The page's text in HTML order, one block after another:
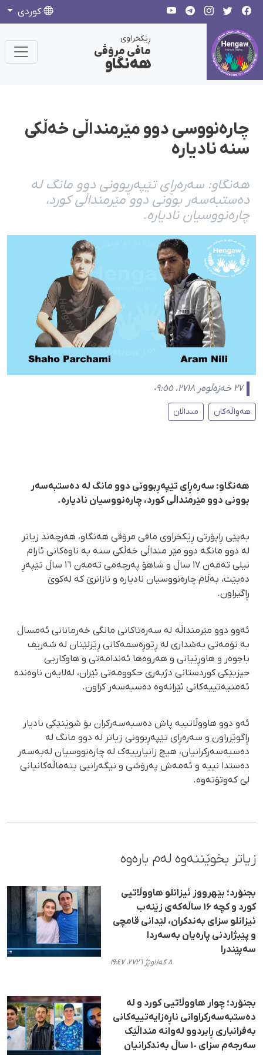
كوردی
ڕێکخراوی
مافی مرۆڤی
هەنگاو
چارەنووسی دوو مێرمنداڵی خەڵکی
سنە نادیارە
هەنگاو: سەرەڕای تێپەڕبوونی دوو مانگ لە
دەستبەسەر بوونی دوو مێرمنداڵی کورد،
چارەنووسیان نادیارە.
٢٧ خەزەڵوەر ٢٧١٨، ٠٩:٥٥
هەواڵەکان منداڵان
هەنگاو: سەرەڕای تێپەڕبوونی دوو مانگ لە دەستبەسەر
بوونی دوو مێرمنداڵی کورد، چارەنووسیان نادیارە.
بەپێی ڕاپۆرتی ڕێکخراوی مافی مرۆڤی هەنگاو، هەرچەند زیاتر
لە دوو مانگە دوو مێر منداڵی خەڵکی سنە بە ناوەکانی ئارام
نیلی تەمەن ١٧ ساڵ و شاهۆ پەرچەمی تەمەن ١٦ ساڵ تێپەڕ
دەبێت، بەڵام چارەنووسیان نادیارە و نازانرێ کە لەکوێ
ڕاگیراون.
ئەوو دوو مێرمنداڵە لە سەرەتاکانی مانگی خەرمانانی ئەمساڵ
بە تۆمەتی بەشداری لە ڕێوڕەسمەکانی ڕێزلێنان لە شەریف
باجوەر و هاوڕێیانی و هەروەها ئەندامەتی و هاوکاریی
حیزبێکی کوردستانی دژبەری حکوومەتی ئێران، لەلایەن ناوەندە
ئەمنیەتییەکانی ئێرانەوە دەسبەسەر کراون.
ئەو دوو هاووڵاتییە پاش دەسبەسەرکران بۆ شوێنێکی نادیار
ڕاگوێزراون و سەرەڕای تێپەڕبوونی زیاتر لە دوو مانگ لە
دەسبەسەرکرانیان، هیچ زانیارییەک لە چارەنووسیان لەبەسەر
دەستدا نییە و ئەمەش پەرۆشی و نیگەرانیی بنەماڵەکانیانی
لێ کەوتۆتەوە.
زیاتر بخوێننەوە لەم بارەوە
بجنۆرد؛ بێهرووز ئیزانلو هاووڵاتیی
کورد و کچە ۱۶ ساڵەکەی زێنەب
ئیزانلو سزای بەندکران، لێدانی قامچی
و پێبژاردنی پارەیان بەسەردا
سەپێندرا
٨ گەلاوێژ ٢٧٢٦، ١٩:٤٧
بجنۆرد؛ چوار هاووڵاتیی کورد و لە
دەستبەسەرکراوانی ناڕەزایەتییەکانی
بەفرانباری ڕابردوو لەوانە منداڵێک
سەرجەم سزای ١٠ ساڵ بەندکرانیان